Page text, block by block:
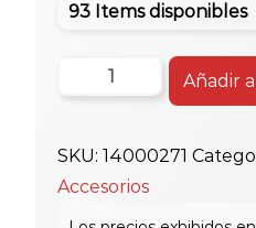
93 Items disponibles
Fulminantes
Verde
Caja
Nivel
Añadir
SKU: 14000271
Accesorios